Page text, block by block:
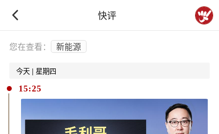
快评
下拉刷新
您在查看： 新能源
今天 | 星期四
15:25